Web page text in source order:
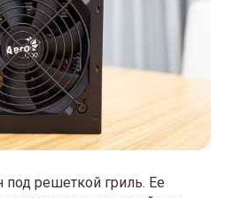
под решеткой гриль. Ее